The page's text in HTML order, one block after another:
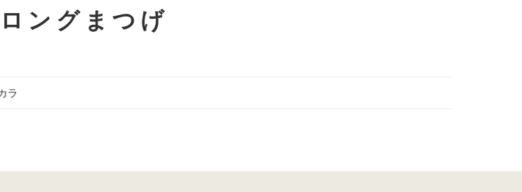
ングまつげ
ラ